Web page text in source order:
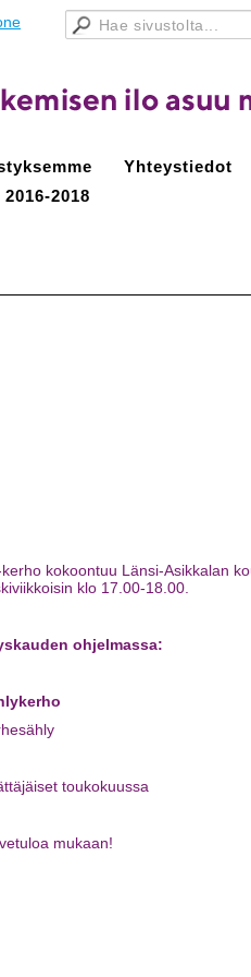
Yhteystiedot
2018
kokoontuu Länsi-Asikkalan
klo 17.00-18.00.
ohjelmassa:
toukokuussa
mukaan!